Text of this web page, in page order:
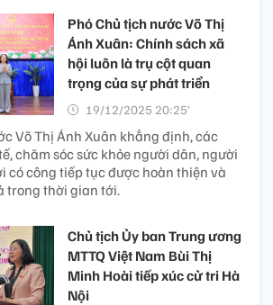
Phó Chủ tịch nước Võ Thị
Ánh Xuân: Chính sách xã
hội luôn là trụ cột quan
trọng của sự phát triển
19/12/2025 20:25’
Võ Thị Ánh Xuân khẳng định, các
chăm sóc sức khỏe người dân, người
có công tiếp tục được hoàn thiện và
trong thời gian tới.
Chủ tịch Ủy ban Trung ương
MTTQ Việt Nam Bùi Thị
Minh Hoài tiếp xúc cử tri Hà
Nội